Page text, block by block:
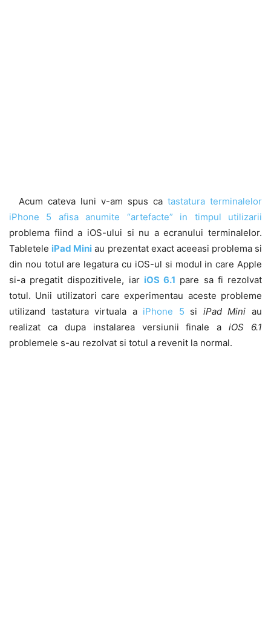
Acum cateva luni v-am spus ca tastatura terminalelor
iPhone 5 afisa anumite “artefacte” in timpul utilizarii
problema fiind a iOS-ului si nu a ecranului terminalelor.
Tabletele iPad Mini au prezentat exact aceeasi problema si
din nou totul are legatura cu iOS-ul si modul in care Apple
si-a pregatit dispozitivele, iar iOS 6.1 pare sa fi rezolvat
totul. Unii utilizatori care experimentau aceste probleme
utilizand tastatura virtuala a iPhone 5 si iPad Mini au
realizat ca dupa instalarea versiunii finale aiOS 6.1
problemele s-au rezolvat si totul a revenit la normal.